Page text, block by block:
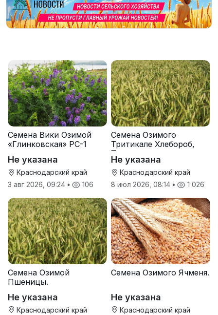
Семена Вики Озимой
«Глинковская» РС-1
Не указана
Краснодарский край
3 авг 2026, 09:24 • 106
Семена Озимого
Тритикале Хлебороб,
Тихон
Не указана
Краснодарский край
8 июл 2026, 08:14 • 1 026
Семена Озимой
Пшеницы.
Не указана
Краснодарский край
Семена Озимого Ячменя.
Не указана
Краснодарский край